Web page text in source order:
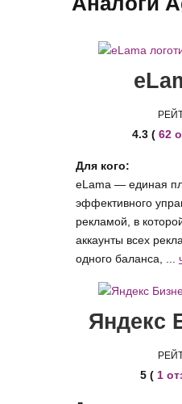
4.3 ( 62
Для кого:
eLama — единая
эффективного
рекламой, в
аккаунты всех
одного баланса, ...
Яндекс
5 ( 1